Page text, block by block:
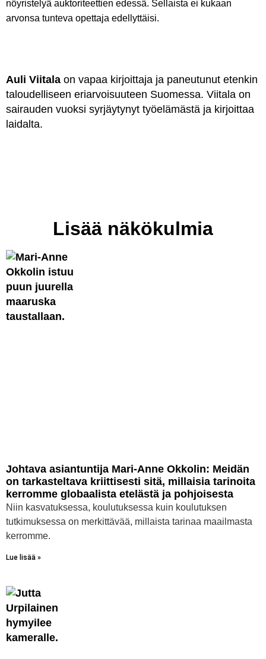
nöyristelyä auktoriteettien edessä. Sellaista ei kukaan
arvonsa tunteva opettaja edellyttäisi.
Auli Viitala on vapaa kirjoittaja ja paneutunut etenkin
taloudelliseen eriarvoisuuteen Suomessa. Viitala on
sairauden vuoksi syrjäytynyt työelämästä ja kirjoittaa
laidalta.
Lisää näkökulmia
Johtava asiantuntija Mari-Anne Okkolin: Meidän
on tarkasteltava kriittisesti sitä, millaisia tarinoita
kerromme globaalista etelästä ja pohjoisesta
Niin kasvatuksessa, koulutuksessa kuin koulutuksen
tutkimuksessa on merkittävää, millaista tarinaa maailmasta
kerromme.
Lue lisää »